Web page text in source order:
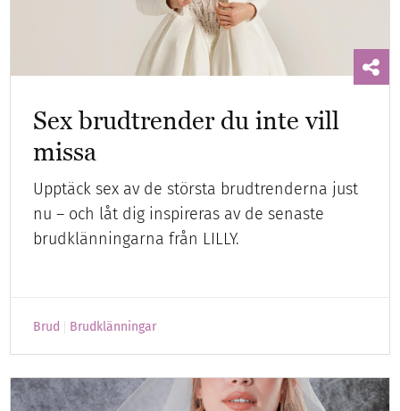
Sex brudtrender du inte vill
missa
Upptäck sex av de största brudtrenderna just
nu – och låt dig inspireras av de senaste
brudklänningarna från LILLY.
Brud Brudklänningar